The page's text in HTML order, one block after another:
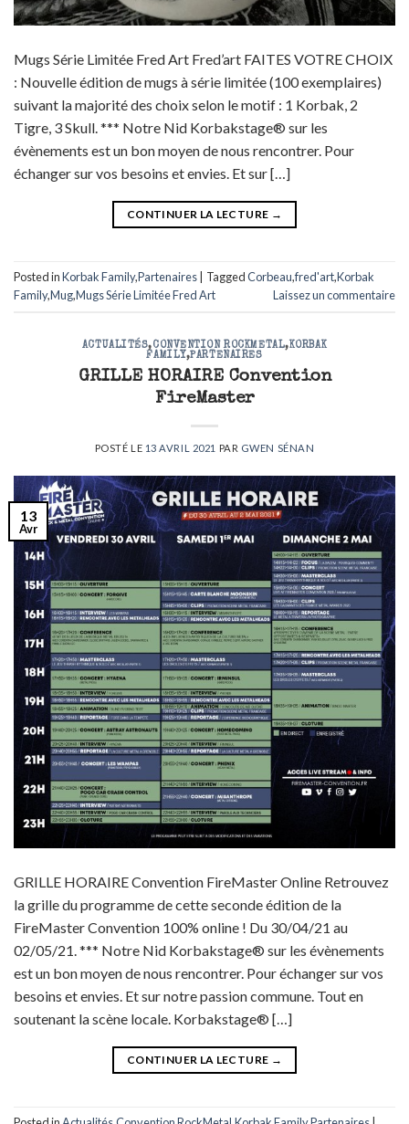
Mugs Série Limitée Fred Art Fred’art FAITES VOTRE CHOIX
: Nouvelle édition de mugs à série limitée (100 exemplaires)
suivant la majorité des choix selon le motif : 1 Korbak, 2
Tigre, 3 Skull. *** Notre Nid Korbakstage® sur les
évènements est un bon moyen de nous rencontrer. Pour
échanger sur vos besoins et envies. Et sur […]
CONTINUER LA LECTURE →
Posted inKorbak Family,Partenaires TaggedCorbeau,fred'art,Korbak
Family,Mug,Mugs Série Limitée Fred Art Laissez un commentaire
ACTUALITÉS,CONVENTION ROCKMETAL,KORBAK
FAMILY,PARTENAIRES
GRILLE HORAIRE Convention
FireMaster
POSTÉ LE 13 AVRIL 2021 PAR GWEN SÉNAN
13
Avr
GRILLE HORAIRE Convention FireMaster Online Retrouvez
la grille du programme de cette seconde édition de la
FireMaster Convention 100% online ! Du 30/04/21 au
02/05/21. *** Notre Nid Korbakstage® sur les évènements
est un bon moyen de nous rencontrer. Pour échanger sur vos
besoins et envies. Et sur notre passion commune. Tout en
soutenant la scène locale. Korbakstage® […]
CONTINUER LA LECTURE →